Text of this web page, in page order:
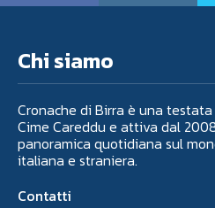
Chi siamo
Cronache di Birra è una
Cime Careddu e attiva dal
panoramica quotidiana sul
italiana e straniera.
Contatti